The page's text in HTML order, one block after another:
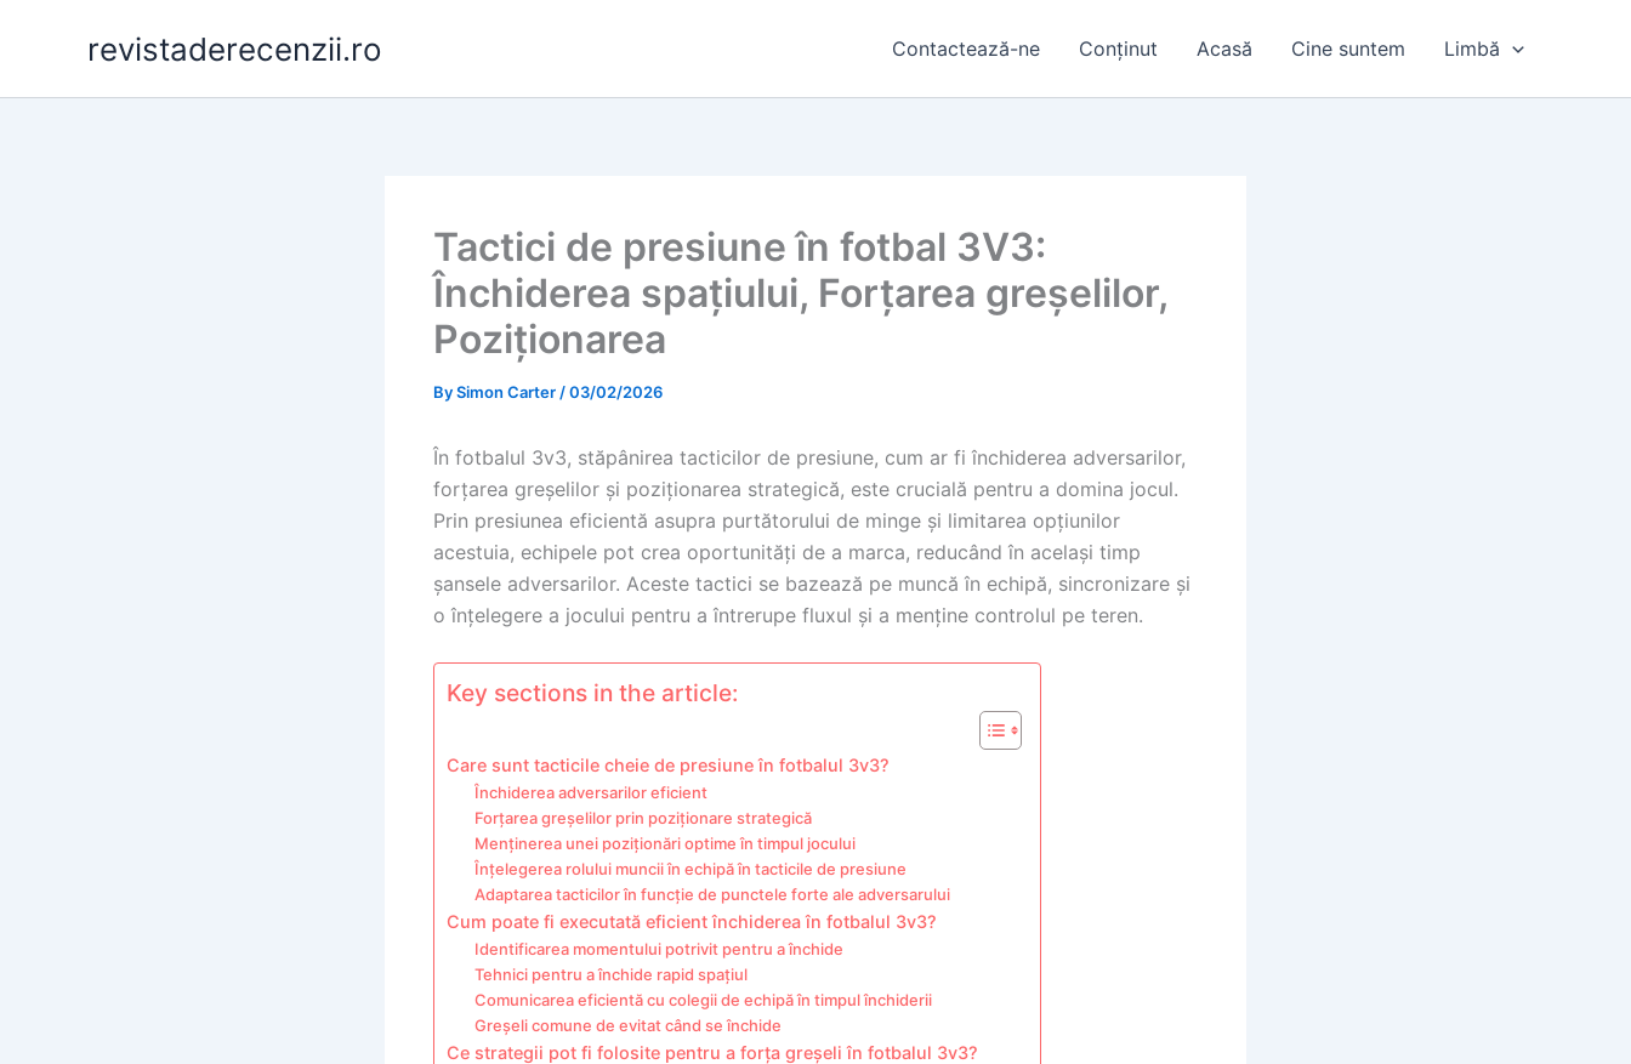
revistaderecenzii.ro Contactează-ne Conținut Acasă Cine suntem Limbă
Tactici de presiune în fotbal 3V3:
Închiderea spațiului, Forțarea greșelilor,
Poziționarea
BySimon Carter /03/02/2026
În fotbalul 3v3, stăpânirea tacticilor de presiune, cum ar fi închiderea adversarilor,
forțarea greșelilor și poziționarea strategică, este crucială pentru a domina jocul.
Prin presiunea eficientă asupra purtătorului de minge și limitarea opțiunilor
acestuia, echipele pot crea oportunități de a marca, reducând în același timp
șansele adversarilor. Aceste tactici se bazează pe muncă în echipă, sincronizare și
o înțelegere a jocului pentru a întrerupe fluxul și a menține controlul pe teren.
Key sections in the article:
Care sunt tacticile cheie de presiune în fotbalul 3v3?
Închiderea adversarilor eficient
Forțarea greșelilor prin poziționare strategică
Menținerea unei poziționări optime în timpul jocului
Înțelegerea rolului muncii în echipă în tacticile de presiune
Adaptarea tacticilor în funcție de punctele forte ale adversarului
Cum poate fi executată eficient închiderea în fotbalul 3v3?
Identificarea momentului potrivit pentru a închide
Tehnici pentru a închide rapid spațiul
Comunicarea eficientă cu colegii de echipă în timpul închiderii
Greșeli comune de evitat când se închide
Ce strategii pot fi folosite pentru a forța greșeli în fotbalul 3v3?